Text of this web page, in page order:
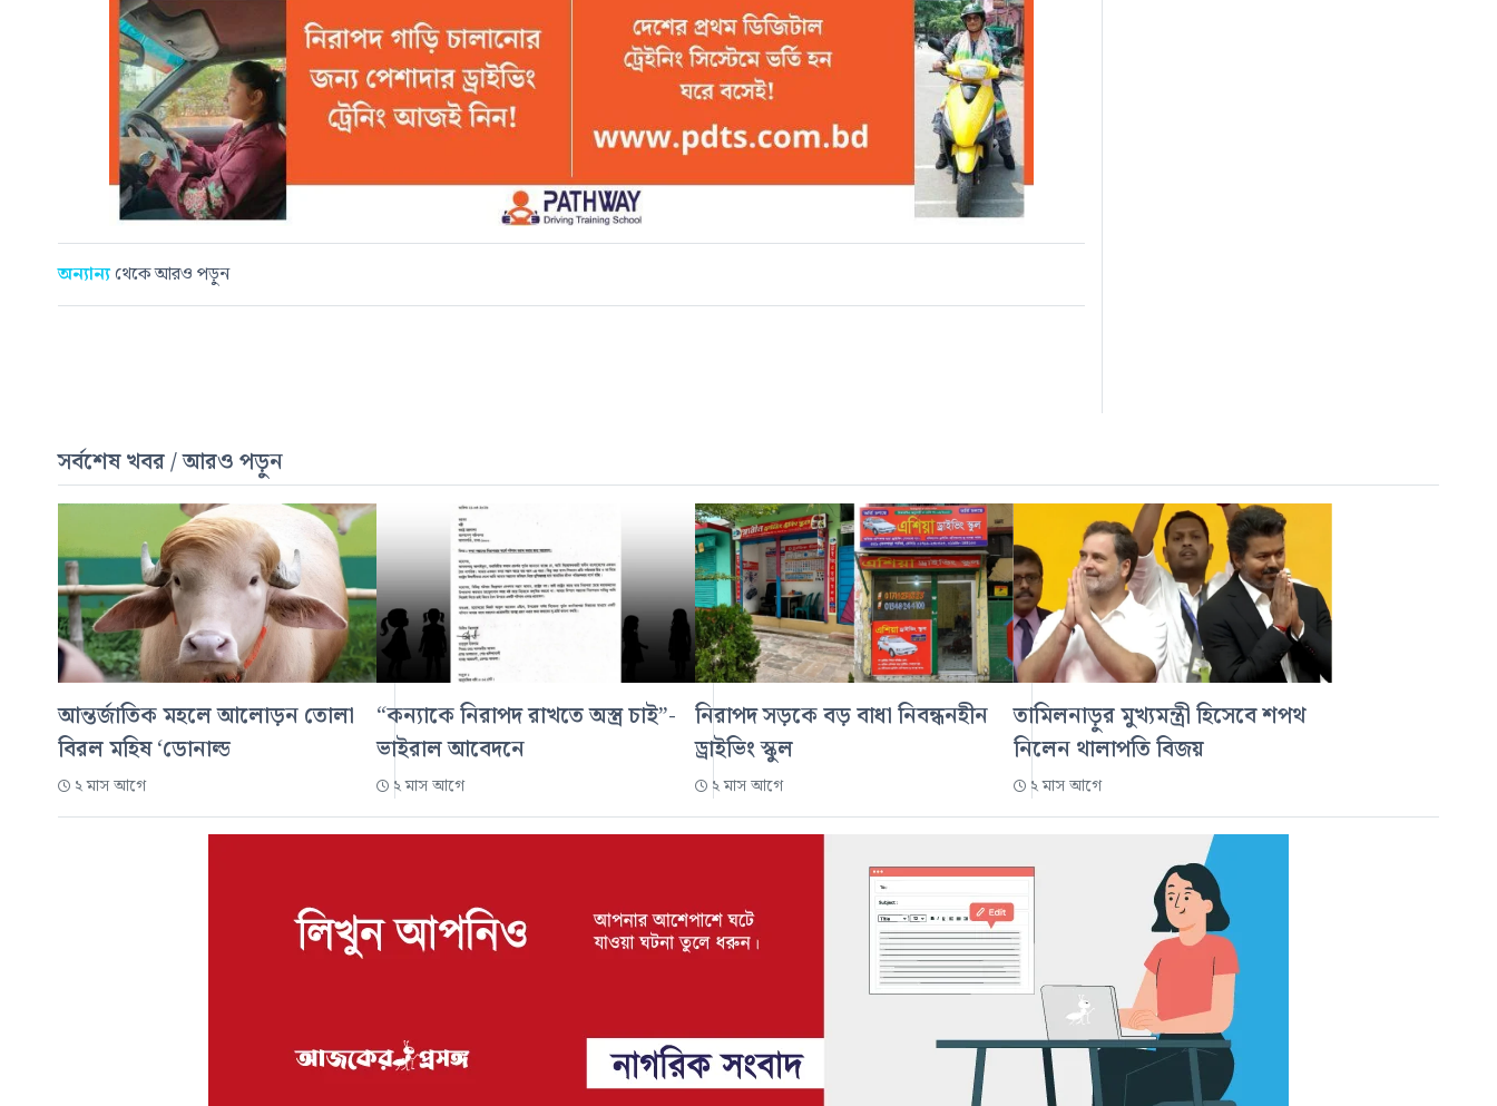
অন্যান্যথেকে আরও পড়ুন
সর্বশেষ খবর / আরও পড়ুন
আন্তর্জাতিক মহলে আলোড়ন তোলা
বিরল মহিষ ‘ডোনাল্ড
২ মাস আগে
“কন্যাকে নিরাপদ রাখতে অস্ত্র চাই”-
ভাইরাল আবেদনে
২ মাস আগে
নিরাপদ সড়কে বড় বাধা নিবন্ধনহীন
ড্রাইভিং স্কুল
২ মাস আগে
তামিলনাড়ুর মুখ্যমন্ত্রী হিসেবে শপথ
নিলেন থালাপতি বিজয়
২ মাস আগে